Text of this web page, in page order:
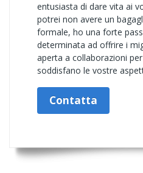
entusiasta di dare vita ai
potrei non avere un
formale, ho una forte
determinata ad offrire i
aperta a collaborazioni
soddisfano le vostre
Contatta